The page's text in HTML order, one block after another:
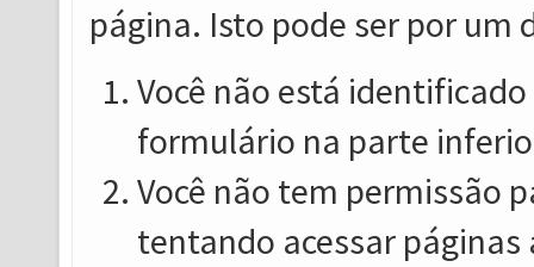
página. Isto pode ser por um
Você não está
formulário na parte
Você não tem permissão
tentando acessar